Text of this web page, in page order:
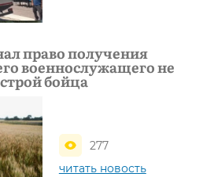
право получения
военнослужащего не
бойца
277
читать новость